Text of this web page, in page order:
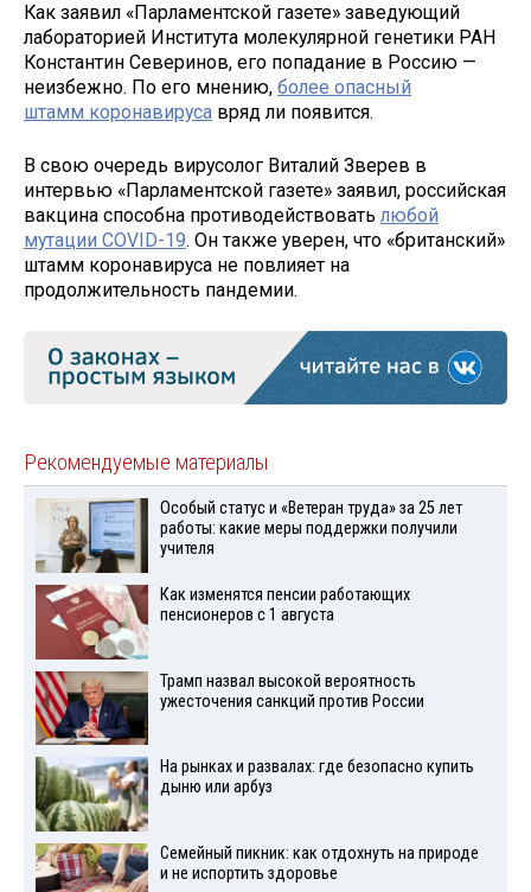
Как заявил «Парламентской газете» заведующий
лабораторией Института молекулярной генетики РАН
Константин Северинов, его попадание в Россию —
неизбежно. По его мнению, более опасный
штамм коронавируса вряд ли появится.
В свою очередь вирусолог Виталий Зверев в
интервью «Парламентской газете» заявил, российская
вакцина способна противодействовать любой
мутации COVID-19. Он также уверен, что «британский»
штамм коронавируса не повлияет на
продолжительность пандемии.
Рекомендуемые материалы
Особый статус и «Ветеран труда» за 25 лет
работы: какие меры поддержки получили
учителя
Как изменятся пенсии работающих
пенсионеров с 1 августа
Трамп назвал высокой вероятность
ужесточения санкций против России
На рынках и развалах: где безопасно купить
дыню или арбуз
Семейный пикник: как отдохнуть на природе
и не испортить здоровье